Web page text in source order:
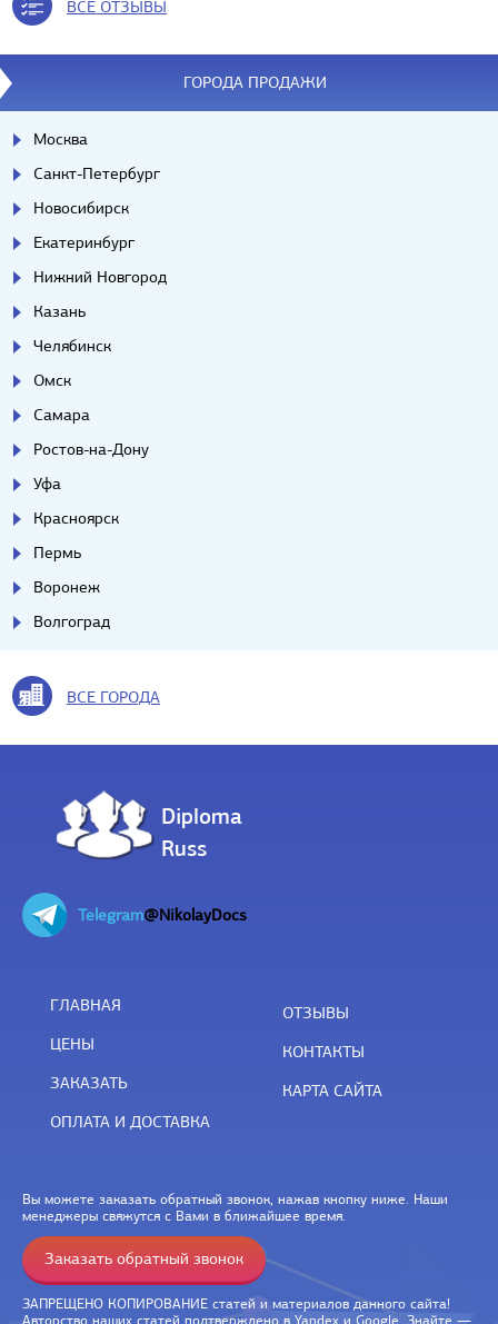
ВСЕ ОТЗЫВЫ
ГОРОДА ПРОДАЖИ
Москва
Санкт-Петербург
Новосибирск
Екатеринбург
Нижний Новгород
Казань
Челябинск
Омск
Самара
Ростов-на-Дону
Уфа
Красноярск
Пермь
Воронеж
Волгоград
ВСЕ ГОРОДА
Diploma
Russ
Telegram@NikolayDocs
ГЛАВНАЯ
ЦЕНЫ
ЗАКАЗАТЬ
ОПЛАТА И ДОСТАВКА
ОТЗЫВЫ
КОНТАКТЫ
КАРТА САЙТА
Вы можете заказать обратный звонок, нажав кнопку ниже. Наши
менеджеры свяжутся с Вами в ближайшее время.
Заказать обратный звонок
ЗАПРЕЩЕНО КОПИРОВАНИЕ статей и материалов данного сайта!